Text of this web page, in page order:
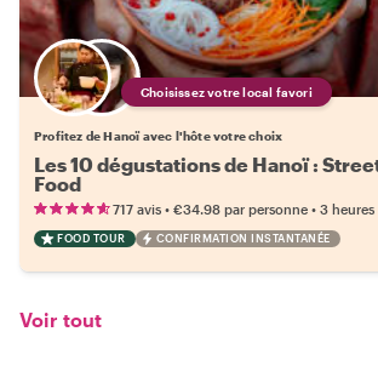
Choisissez votre local favori
Profitez de Hanoï avec l'hôte votre choix
Les 10 dégustations de Hanoï :
Food
717 avis • €34.98 par personne • 3 heures
FOOD TOUR CONFIRMATION INSTANTANÉE
Voir tout